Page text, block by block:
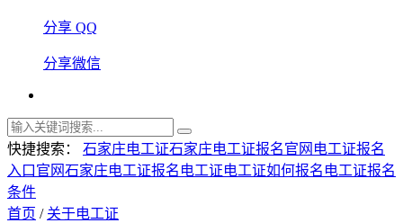
分享 QQ
分享微信
快捷搜索： 石家庄电工证石家庄电工证报名官网 电工证报名
入口官网石家庄电工证报名 电工证电工证如何报名 电工证报名
条件
首页 / 关于电工证